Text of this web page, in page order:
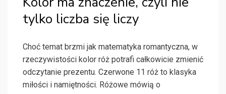
tylko liczba się liczy
Choć temat brzmi jak matematyka romantyczna, w
rzeczywistości kolor róż potrafi całkowicie zmienić
odczytanie prezentu. Czerwone 11 róż to klasyka
miłości i namiętności. Różowe mówią o